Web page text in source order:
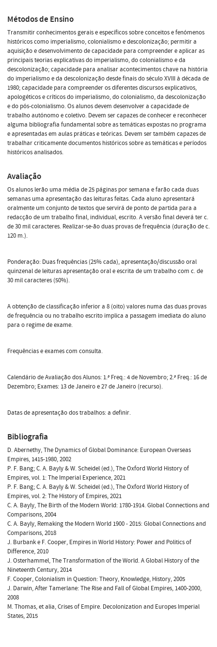
Métodos de Ensino
Transmitir conhecimentos gerais e específicos sobre conceitos e fenómenos
históricos como imperialismo, colonialismo e descolonização; permitir a
aquisição e desenvolvimento de capacidade para compreender e aplicar as
principais teorias explicativas do imperialismo, do colonialismo e da
descolonização; capacidade para analisar acontecimentos chave na história
do imperialismo e da descolonização desde finais do século XVIII à década de
1980; capacidade para compreender os diferentes discursos explicativos,
apologéticos e críticos do imperialismo, do colonialismo, da descolonização
e do pós-colonialismo. Os alunos devem desenvolver a capacidade de
trabalho autónomo e coletivo. Devem ser capazes de conhecer e reconhecer
alguma bibliografia fundamental sobre as temáticas expostas no programa
e apresentadas em aulas práticas e teóricas. Devem ser também capazes de
trabalhar criticamente documentos históricos sobre as temáticas e períodos
históricos analisados.
Avaliação
Os alunos lerão uma média de 25 páginas por semana e farão cada duas
semanas uma apresentação das leituras feitas. Cada aluno apresentará
oralmente um conjunto de textos que servirá de ponto de partida para a
redacção de um trabalho final, individual, escrito. A versão final deverá ter c.
de 30 mil caracteres. Realizar-se-ão duas provas de frequência (duração de c.
120 m.).
Ponderação: Duas frequências (25% cada), apresentação/discussão oral
quinzenal de leituras apresentação oral e escrita de um trabalho com c. de
30 mil caracteres (50%).
A obtenção de classificação inferior a 8 (oito) valores numa das duas provas
de frequência ou no trabalho escrito implica a passagem imediata do aluno
para o regime de exame.
Frequências e exames com consulta.
Calendário de Avaliação dos Alunos: 1.ª Freq.: 4 de Novembro; 2.ª Freq.: 16 de
Dezembro; Exames: 13 de Janeiro e 27 de Janeiro (recurso).
Datas de apresentação dos trabalhos: a definir.
Bibliografia
D. Abernethy, The Dynamics of Global Dominance: European Overseas
Empires, 1415-1980, 2002
P. F. Bang; C. A. Bayly & W. Scheidel (ed.), The Oxford World History of
Empires, vol. 1: The Imperial Experience, 2021
P. F. Bang; C. A. Bayly & W. Scheidel (ed.), The Oxford World History of
Empires, vol. 2: The History of Empires, 2021
C. A. Bayly, The Birth of the Modern World: 1780-1914. Global Connections and
Comparisons, 2004
C. A. Bayly, Remaking the Modern World 1900 - 2015: Global Connections and
Comparisons, 2018
J. Burbank e F. Cooper, Empires in World History: Power and Politics of
Difference, 2010
J. Osterhammel, The Transformation of the World. A Global History of the
Nineteenth Century, 2014
F. Cooper, Colonialism in Question: Theory, Knowledge, History, 2005
J. Darwin, After Tamerlane: The Rise and Fall of Global Empires, 1400-2000,
2008
M. Thomas, et alia, Crises of Empire. Decolonization and Europes Imperial
States, 2015